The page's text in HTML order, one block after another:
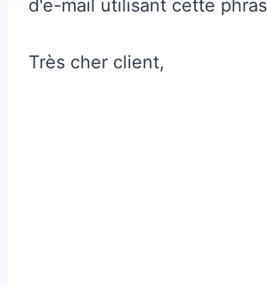
d'e-mail utilisant cette
Très cher client,